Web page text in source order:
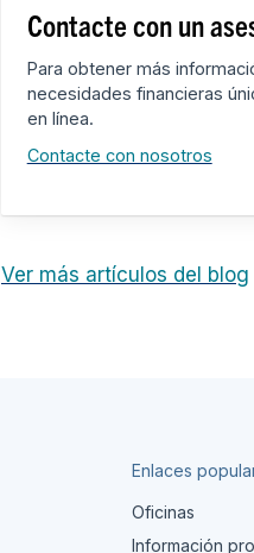
Contacte con un
Para obtener más
necesidades financieras
en línea.
Contacte con nosotros
Ver más artículos del blog
Enlaces
Oficinas
Información